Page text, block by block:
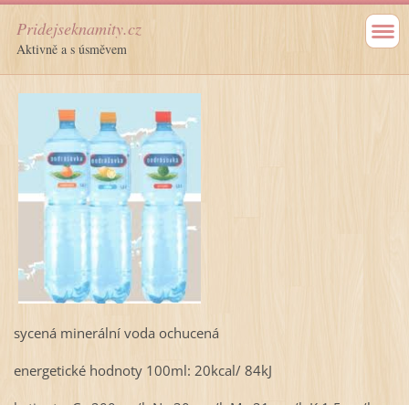
Pridejseknamity.cz
Aktivně a s úsměvem
sycená minerální voda ochucená
energetické hodnoty 100ml: 20kcal/ 84kJ